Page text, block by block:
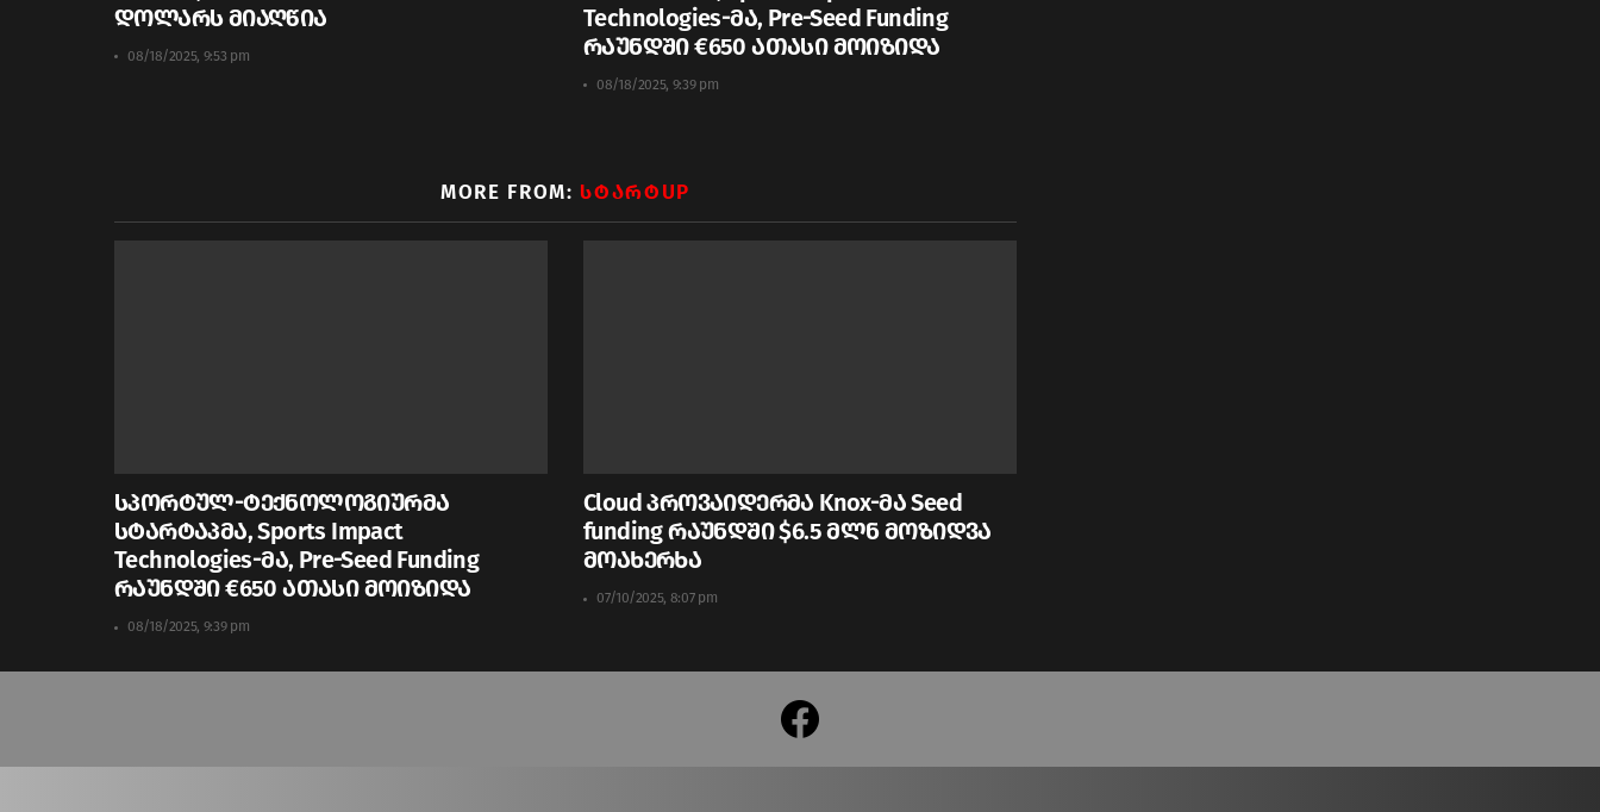
დოლარს მიაღწია
08/18/2025, 9:53 pm
Technologies-მა, Pre-Seed Funding
რაუნდში €650 ათასი მოიზიდა
08/18/2025, 9:39 pm
MORE FROM: ᲡᲢᲐᲠᲢUP
სპორტულ-ტექნოლოგიურმა
სტარტაპმა, Sports Impact
Technologies-მა, Pre-Seed Funding
რაუნდში €650 ათასი მოიზიდა
08/18/2025, 9:39 pm
Cloud პროვაიდერმა Knox-მა Seed
funding რაუნდში $6.5 მლნ მოზიდვა
მოახერხა
07/10/2025, 8:07 pm
facebook